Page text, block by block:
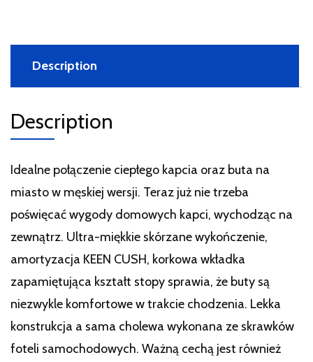
Description
Description
Idealne połączenie ciepłego kapcia oraz buta na
miasto w męskiej wersji. Teraz już nie trzeba
poświęcać wygody domowych kapci, wychodząc na
zewnątrz. Ultra-miękkie skórzane wykończenie,
amortyzacja KEEN CUSH, korkowa wkładka
zapamiętująca kształt stopy sprawia, że buty są
niezwykle komfortowe w trakcie chodzenia. Lekka
konstrukcja a sama cholewa wykonana ze skrawków
foteli samochodowych. Ważną cechą jest również